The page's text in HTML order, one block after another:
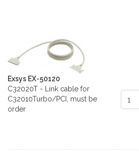
Exsys EX-50120
C32020T - Link cable for
C32010Turbo/PCI, must be
order